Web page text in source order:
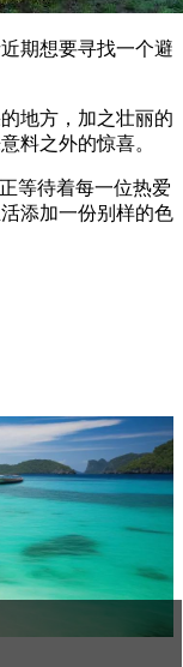
期想要寻找一个避
地方，加之壮丽的
料之外的惊喜。
等待着每一位热爱
添加一份别样的色